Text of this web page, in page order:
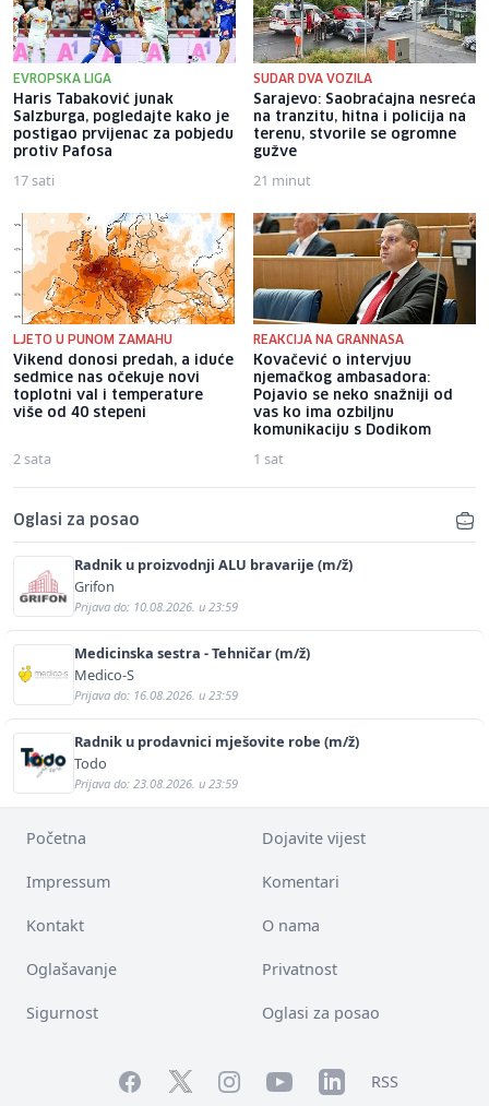
EVROPSKA LIGA
Haris Tabaković junak
Salzburga, pogledajte kako je
postigao prvijenac za pobjedu
protiv Pafosa
17 sati
SUDAR DVA VOZILA
Sarajevo: Saobraćajna nesreća
na tranzitu, hitna i policija na
terenu, stvorile se ogromne
gužve
21 minut
LJETO U PUNOM ZAMAHU
Vikend donosi predah, a iduće
sedmice nas očekuje novi
toplotni val i temperature
više od 40 stepeni
2 sata
REAKCIJA NA GRANNASA
Kovačević o intervjuu
njemačkog ambasadora:
Pojavio se neko snažniji od
vas ko ima ozbiljnu
komunikaciju s Dodikom
1 sat
Oglasi za posao
Radnik u proizvodnji ALU bravarije (m/ž)
Grifon
Prijava do: 10.08.2026. u 23:59
Medicinska sestra - Tehničar (m/ž)
Medico-S
Prijava do: 16.08.2026. u 23:59
Radnik u prodavnici mješovite robe (m/ž)
Todo
Prijava do: 23.08.2026. u 23:59
Početna Dojavite vijest
Impressum Komentari
Kontakt O nama
Oglašavanje Privatnost
Sigurnost Oglasi za posao
FacebookTwitterInstagramYouTubeLinkedInRSS